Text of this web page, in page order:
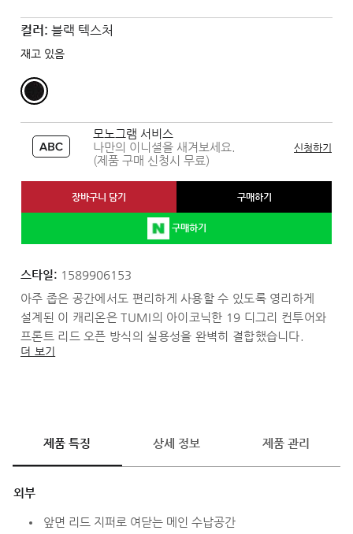
컬러: 블랙 텍스처
재고 있음
모노그램 서비스
나만의 이니셜을 새겨보세요.
(제품 구매 신청시 무료)
신청하기
장바구니 담기 구매하기
구매하기
스타일: 1589906153
아주 좁은 공간에서도 편리하게 사용할 수 있도록 영리하게
설계된 이 캐리온은 TUMI의 아이코닉한 19 디그리 컨투어와
프론트 리드 오픈 방식의 실용성을 완벽히 결합했습니다.
더 보기
제품 특징 상세 정보 제품 관리
외부
앞면 리드 지퍼로 여닫는 메인 수납공간